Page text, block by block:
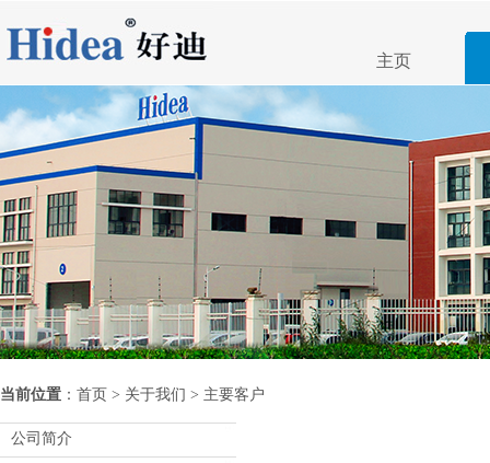
主页
当前位置 ： 首页 > 关于我们 > 主要客户
公司简介